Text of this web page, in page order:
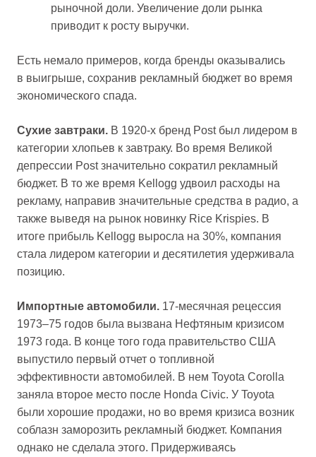
рыночной доли. Увеличение доли рынка
приводит к росту выручки.
Есть немало примеров, когда бренды оказывались
в выигрыше, сохранив рекламный бюджет во время
экономического спада.
Сухие завтраки. В 1920-х бренд Post был лидером в
категории хлопьев к завтраку. Во время Великой
депрессии Post значительно сократил рекламный
бюджет. В то же время Kellogg удвоил расходы на
рекламу, направив значительные средства в радио, а
также выведя на рынок новинку Rice Krispies. В
итоге прибыль Kellogg выросла на 30%, компания
стала лидером категории и десятилетия удерживала
позицию.
Импортные автомобили. 17-месячная рецессия
1973–75 годов была вызвана Нефтяным кризисом
1973 года. В конце того года правительство США
выпустило первый отчет о топливной
эффективности автомобилей. В нем Toyota Corolla
заняла второе место после Honda Civic. У Toyota
были хорошие продажи, но во время кризиса возник
соблазн заморозить рекламный бюджет. Компания
однако не сделала этого. Придерживаясь